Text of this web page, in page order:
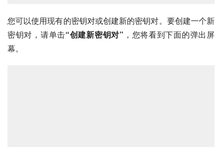
您可以使用现有的密钥对或创建新的密钥对。要创建一个新
密钥对，请单击“创建新密钥对” ，您将看到下面的弹出屏
幕。